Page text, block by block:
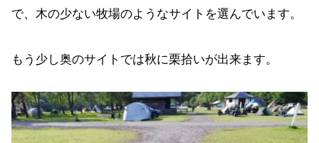
で、木の少ない牧場のようなサイトを選んでいます。
もう少し奥のサイトでは秋に栗拾いが出来ます。